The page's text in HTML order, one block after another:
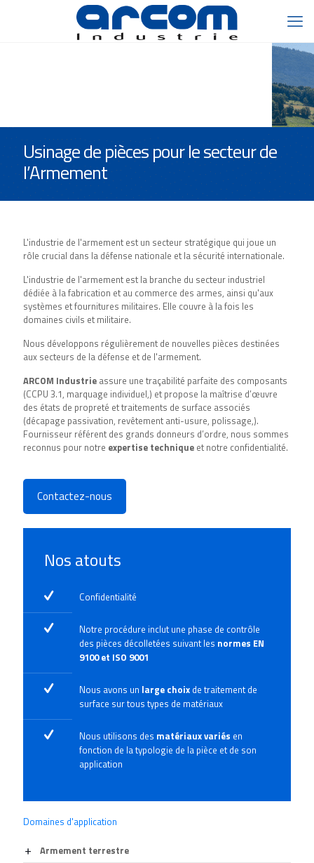
Usinage de pièces pour le secteur de
l’Armement
L'industrie de l'armement est un secteur stratégique qui joue un
rôle crucial dans la défense nationale et la sécurité internationale.
L'industrie de l'armement est la branche du secteur industriel
dédiée à la fabrication et au commerce des armes, ainsi qu'aux
systèmes et fournitures militaires. Elle couvre à la fois les
domaines civils et militaire.
Nous développons régulièrement de nouvelles pièces destinées
aux secteurs de la défense et de l'armement.
ARCOM Industrie assure une traçabilité parfaite des composants
(CCPU 3.1, marquage individuel,) et propose la maîtrise d’œuvre
des états de propreté et traitements de surface associés
(décapage passivation, revêtement anti-usure, polissage,).
Fournisseur référent des grands donneurs d’ordre, nous sommes
reconnus pour notre expertise technique et notre confidentialité.
Contactez-nous
Nos atouts
Confidentialité
Notre procédure inclut une phase de contrôle
des pièces décolletées suivant les normes EN
9100 et ISO 9001
Nous avons un large choix de traitement de
surface sur tous types de matériaux
Nous utilisons des matériaux variés en
fonction de la typologie de la pièce et de son
application
Domaines d'application
Armement terrestre